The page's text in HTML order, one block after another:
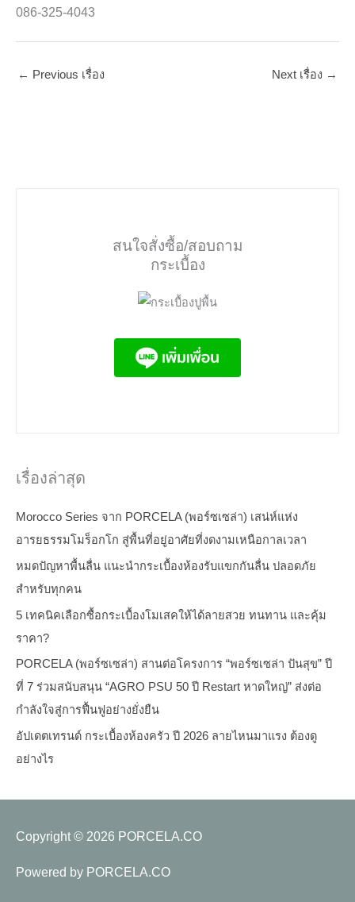
086-325-4043
← Previous เรื่อง Next เรื่อง →
สนใจสั่งซื้อ/สอบถาม
กระเบื้อง
เรื่องล่าสุด
Morocco Series จาก PORCELA (พอร์ซเซล่า) เสน่ห์แห่ง
อารยธรรมโมร็อกโก สู่พื้นที่อยู่อาศัยที่งดงามเหนือกาลเวลา
หมดปัญหาพื้นลื่น แนะนำกระเบื้องห้องรับแขกกันลื่น ปลอดภัย
สำหรับทุกคน
5 เทคนิคเลือกซื้อกระเบื้องโมเสคให้ได้ลายสวย ทนทาน และคุ้ม
ราคา?
PORCELA (พอร์ซเซล่า) สานต่อโครงการ “พอร์ซเซล่า ปันสุข” ปี
ที่ 7 ร่วมสนับสนุน “AGRO PSU 50 ปี Restart หาดใหญ่” ส่งต่อ
กำลังใจสู่การฟื้นฟูอย่างยั่งยืน
อัปเดตเทรนด์ กระเบื้องห้องครัว ปี 2026 ลายไหนมาแรง ต้องดู
อย่างไร
Copyright © 2026 PORCELA.CO
Powered by PORCELA.CO